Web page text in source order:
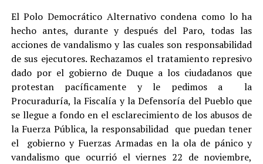
El Polo Democrático Alternativo condena como lo ha
hecho antes, durante y después del Paro, todas las
acciones de vandalismo y las cuales son responsabilidad
de sus ejecutores. Rechazamos el tratamiento represivo
dado por el gobierno de Duque a los ciudadanos que
protestan pacíficamente y le pedimos a la
Procuraduría, la Fiscalía y la Defensoría del Pueblo que
se llegue a fondo en el esclarecimiento de los abusos de
la Fuerza Pública, la responsabilidad que puedan tener
el gobierno y Fuerzas Armadas en la ola de pánico y
vandalismo que ocurrió el viernes 22 de noviembre,